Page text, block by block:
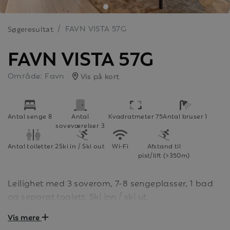
Søgeresultat FAVN VISTA 57G
FAVN VISTA 57G
Område: Favn Vis på kort
Antal senge 8
Antal
soveværelser 3
Kvadratmeter 75Antal bruser 1
Antal toiletter 2Ski in / Ski out Wi-Fi
Afstand til
pist/lift (>350m)
Leilighet med 3 soverom, 7-8 sengeplasser, 1 bad
og separat toalett. Ski inn / ski ut.
Velkommen til Favn! Her har du alt du trenger i
Vis mere